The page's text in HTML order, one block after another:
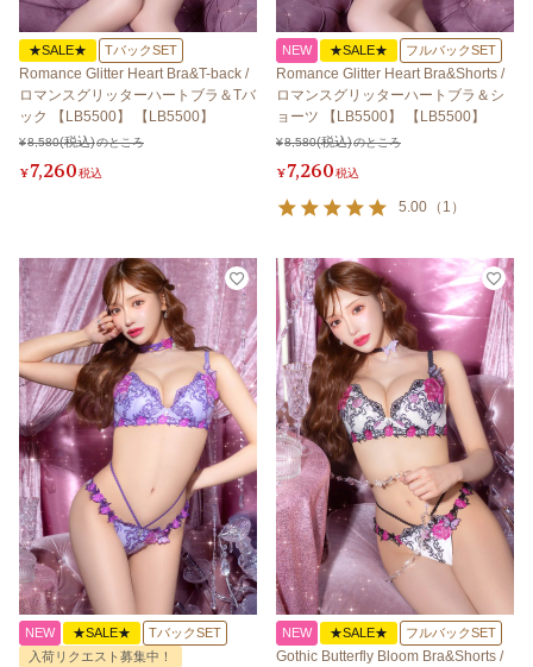
★SALE★ TバックSET
Romance Glitter Heart Bra&T-back /
ロマンスグリッターハートブラ＆Tバ
ック 【LB5500】 【LB5500】
¥8,580 のところ
¥7,260税込
NEW ★SALE★ フルバックSET
Romance Glitter Heart Bra&Shorts /
ロマンスグリッターハートブラ＆シ
ョーツ 【LB5500】 【LB5500】
¥8,580 のところ
¥7,260税込
5.00 （ 1 ）
NEW ★SALE★
TバックSET
入荷リクエスト募集中！
NEW ★SALE★ フルバックSET
Gothic Butterfly Bloom Bra&Shorts /